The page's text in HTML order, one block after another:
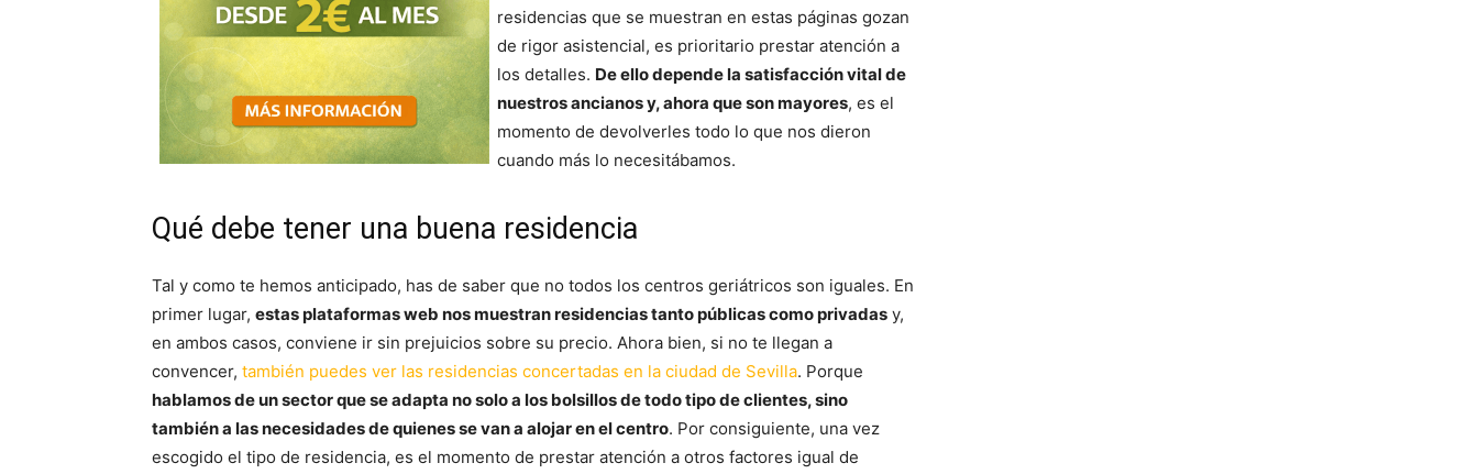
residencias que se muestran en estas páginas gozan
de rigor asistencial, es prioritario prestar atención a
los detalles. De ello depende la satisfacción vital de
nuestros ancianos y, ahora que son mayores, es el
momento de devolverles todo lo que nos dieron
cuando más lo necesitábamos.
Qué debe tener una buena residencia
Tal y como te hemos anticipado, has de saber que no todos los centros geriátricos son iguales. En
primer lugar, estas plataformas web nos muestran residencias tanto públicas como privadas y,
en ambos casos, conviene ir sin prejuicios sobre su precio. Ahora bien, si no te llegan a
convencer, también puedes ver las residencias concertadas en la ciudad de Sevilla. Porque
hablamos de un sector que se adapta no solo a los bolsillos de todo tipo de clientes, sino
también a las necesidades de quienes se van a alojar en el centro. Por consiguiente, una vez
escogido el tipo de residencia, es el momento de prestar atención a otros factores igual de